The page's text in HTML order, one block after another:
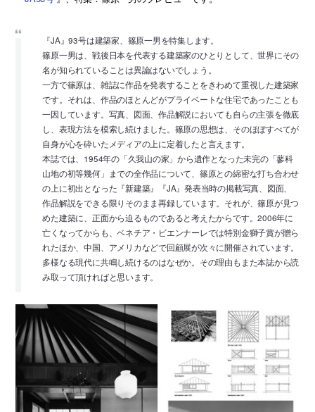
『JA』93号は建築家、篠原一男を特集します。
篠原一男は、戦後日本を代表する建築家のひとりとして、世界にその
名が知られていることは異論はないでしょう。
一方で篠原は、雑誌に作品を発表することをきわめて重視した建築家
です。それは、作品のほとんどがプライベートな住宅であったことも
一因しています。写真、図面、作品解説においても自らの主張を徹底
し、表現方法を模索し続けました。篠原の思想は、そのほぼすべてが
自身が心を砕いたメディアの上に定着したと言えます。
本誌では、1954年の「久我山の家」から遺作となった未完の「蓼科
山地の初等幾何」までの全作品について、篠原との綿密な打ち合わせ
の上に初出となった『新建築』『JA』発表当時の掲載写真、図面、
作品解説をできる限りそのまま再録しています。それが、篠原が見つ
めた建築に、正面から迫るものであると考えたからです。2006年に
亡くなってからも、ベネチア・ビエンナーレでは特別金獅子賞が贈ら
れたほか、中国、アメリカなどで回顧展が次々に開催されています。
多様なる現代に共鳴し続けるのはなぜか。その理由もまた本誌から読
み取って頂ければと思います。